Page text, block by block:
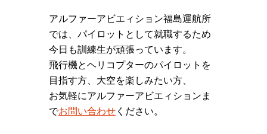
アルファーアビエィション福島運航所
では、パイロットとして就職するため
今日も訓練生が頑張っています。
飛行機とヘリコプターのパイロットを
目指す方、大空を楽しみたい方、
お気軽にアルファーアビエィションま
でお問い合わせ ください。